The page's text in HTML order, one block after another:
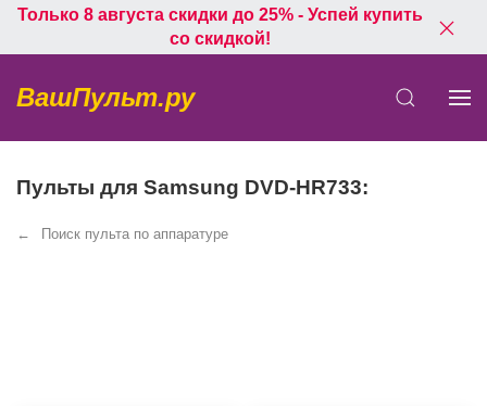
Только 8 августа скидки до 25% - Успей купить
со скидкой!
ВашПульт.ру
Пульты для Samsung DVD-HR733:
Поиск пульта по аппаратуре